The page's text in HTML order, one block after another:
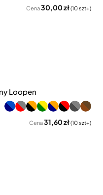
Cena30,00 zł(10 szt+)
Loopen
Cena31,60 zł(10 szt+)